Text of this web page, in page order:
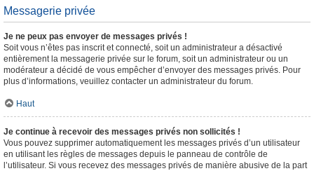
Messagerie privée
Je ne peux pas envoyer de messages privés !
Soit vous n’êtes pas inscrit et connecté, soit un administrateur a désactivé
entièrement la messagerie privée sur le forum, soit un administrateur ou un
modérateur a décidé de vous empêcher d’envoyer des messages privés. Pour
plus d’informations, veuillez contacter un administrateur du forum.
Haut
Je continue à recevoir des messages privés non sollicités !
Vous pouvez supprimer automatiquement les messages privés d’un utilisateur
en utilisant les règles de messages depuis le panneau de contrôle de
l’utilisateur. Si vous recevez des messages privés de manière abusive de la part